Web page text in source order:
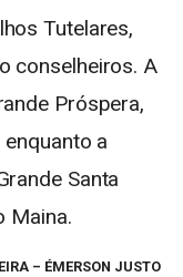
Tutelares,
conselheiros. A
Próspera,
enquanto a
Santa
Maina.
– ÉMERSON JUSTO